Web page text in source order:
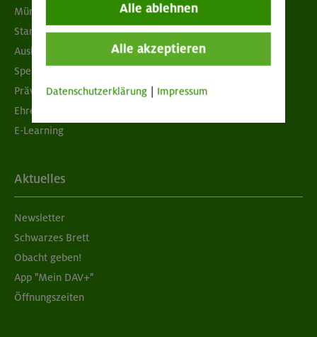
München & Oberland
Standorte
Ausbildung & Jobs
Spenden
Prävention sexualisierter Gewalt
Ehrenamtsbörse
E-Learning
Aktuelles
Newsletter
Schwarzes Brett
Obacht geben!
App "Mein DAV+"
Öffnungszeiten
Alle ablehnen
Alle akzeptieren
Datenschutzerklärung Impressum